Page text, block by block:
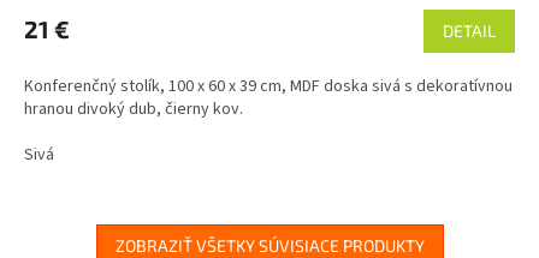
21 € DETAIL
Konferenčný stolík, 100 x 60 x 39 cm, MDF doska sivá s dekoratívnou
hranou divoký dub, čierny kov.
Sivá
ZOBRAZIŤ VŠETKY SÚVISIACE PRODUKTY